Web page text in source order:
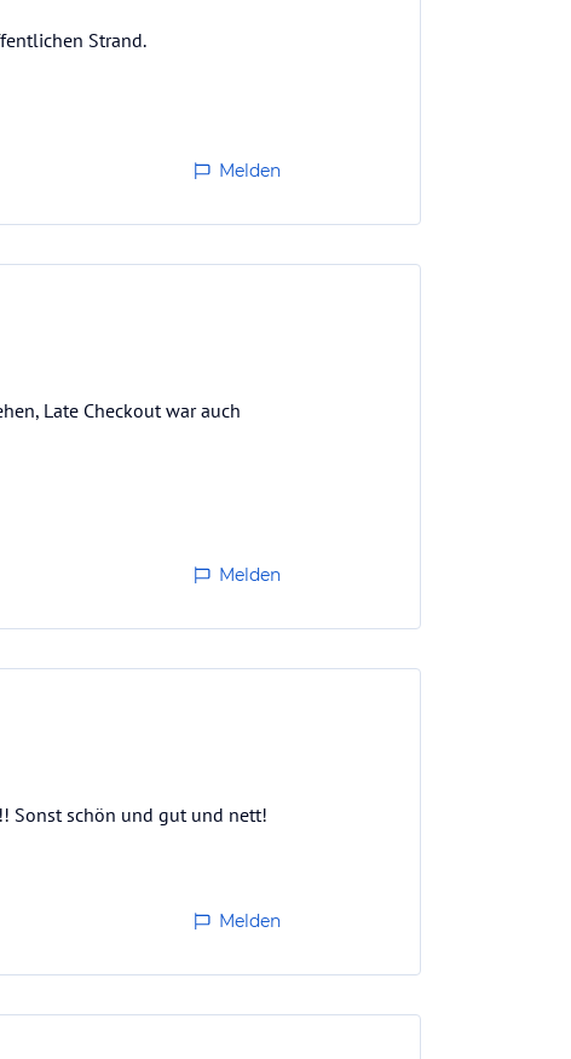
Strand.
Melden
Late Checkout war auch
Melden
Sonst schön und gut und nett!
Melden